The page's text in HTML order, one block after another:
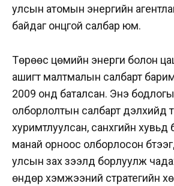
улсын атомын энергийн
байдаг онцгой салбар юм.
Төрөөс цөмийн энерги болон
ашигт малтмалын салбарт
2009 онд баталсан. Энэ
олборлолтын салбарт дэлхийд
хуримтлуулсан, санхүүгийн хувьд
манай орноос олборлосон
улсын зах зээлд борлуулж
өндөр хэмжээний стратегийн